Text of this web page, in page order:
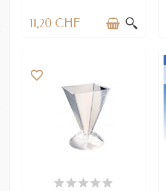
11,20 CHF
EN STOCK
favorite_border